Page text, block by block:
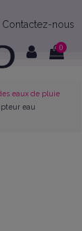
Contactez-nous
0
eaux de pluie
eau